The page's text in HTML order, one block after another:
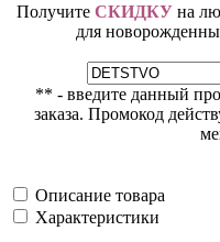
Получите СКИДКУ на
для
** - введите данный
заказа. Промокод
Описание товара
Характеристики